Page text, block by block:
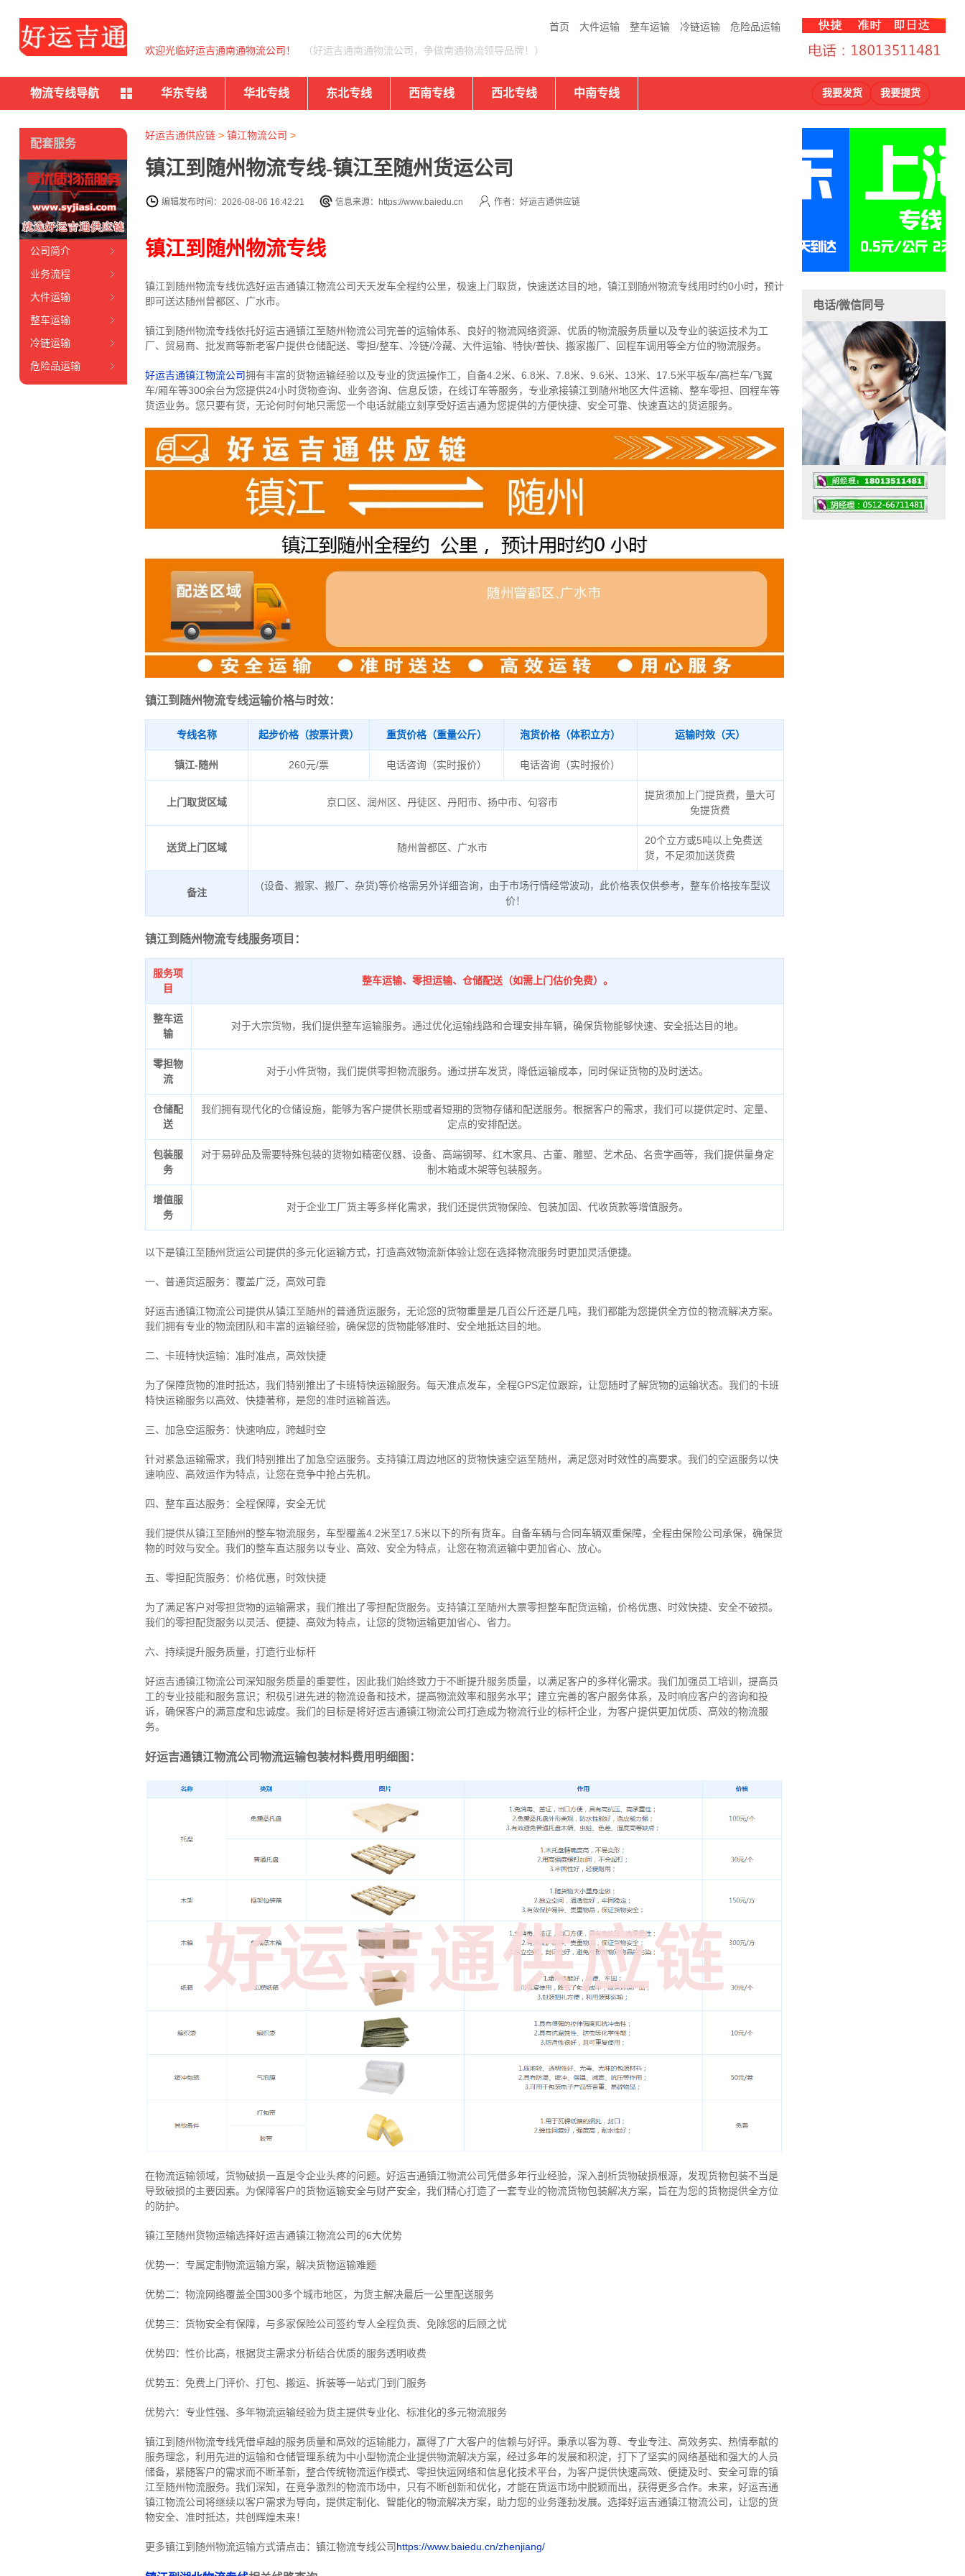
首页 大件运输 整车运输 冷链运输 危险品运输
欢迎光临好运吉通南通物流公司！ （好运吉通南通物流公司，争做南通物流领导品牌！）
物流专线导航 华东专线 华北专线 东北专线 西南专线 西北专线 中南专线 我要发货 我要提货
好运吉通供应链> 镇江物流公司 >
镇江到随州物流专线-镇江至随州货运公司
编辑发布时间：2026-08-06 16:42:21 信息来源：https://www.baiedu.cn 作者：好运吉通供应链
镇江到随州物流专线
镇江到随州物流专线优选好运吉通镇江物流公司天天发车全程约公里， 极速上门取货，快速送达目的地，镇江到随州物流专线用时约0小时，预计
即可送达随州曾都区、广水市。
镇江到随州物流专线依托好运吉通镇江至随州物流公司完善的运输体系、良好的物流网络资源、优质的物流服务质量以及专业的装运技术为工
厂、贸易商、批发商等新老客户提供仓储配送、零担/整车、冷链/冷藏、大件运输、特快/普快、搬家搬厂、回程车调用等全方位的物流服务。
好运吉通镇江物流公司拥有丰富的货物运输经验以及专业的货运操作工，自备4.2米、6.8米、7.8米、9.6米、13米、17.5米平板车/高栏车/飞翼
车/厢车等300余台为您提供24小时货物查询、业务咨询、信息反馈，在线订车等服务， 专业承接镇江到随州地区大件运输、整车零担、回程车等
货运业务。 您只要有货，无论何时何地只需您一个电话就能立刻享受好运吉通为您提供的方便快捷、安全可靠、快速直达的货运服务。
镇江到随州物流专线运输价格与时效：
专线名称 起步价格（按票计费） 重货价格（重量公斤） 泡货价格（体积立方） 运输时效（天）
镇江-随州 260元/票 电话咨询（实时报价） 电话咨询（实时报价）
上门取货区域 京口区、润州区、丹徒区、丹阳市、扬中市、句容市
提货须加上门提货费，量大可
免提货费
送货上门区域 随州曾都区、广水市
20个立方或5吨以上免费送
货，不足须加送货费
备注
(设备、搬家、搬厂、杂货)等价格需另外详细咨询，由于市场行情经常波动，此价格表仅供参考，整车价格按车型议
价！
镇江到随州物流专线服务项目：
服务项
目
整车运输、零担运输、仓储配送（如需上门估价免费）。
整车运
输
对于大宗货物，我们提供整车运输服务。通过优化运输线路和合理安排车辆，确保货物能够快速、安全抵达目的地。
零担物
流
对于小件货物，我们提供零担物流服务。通过拼车发货，降低运输成本，同时保证货物的及时送达。
仓储配
送
我们拥有现代化的仓储设施，能够为客户提供长期或者短期的货物存储和配送服务。根据客户的需求，我们可以提供定时、定量、
定点的安排配送。
包装服
务
对于易碎品及需要特殊包装的货物如精密仪器、设备、高端钢琴、红木家具、古董、雕塑、艺术品、名贵字画等，我们提供量身定
制木箱或木架等包装服务。
增值服
务
对于企业工厂货主等多样化需求，我们还提供货物保险、包装加固、代收货款等增值服务。
以下是镇江至随州货运公司提供的多元化运输方式，打造高效物流新体验让您在选择物流服务时更加灵活便捷。
一、普通货运服务：覆盖广泛，高效可靠
好运吉通镇江物流公司提供从镇江至随州的普通货运服务，无论您的货物重量是几百公斤还是几吨，我们都能为您提供全方位的物流解决方案。
我们拥有专业的物流团队和丰富的运输经验，确保您的货物能够准时、安全地抵达目的地。
二、卡班特快运输：准时准点，高效快捷
为了保障货物的准时抵达，我们特别推出了卡班特快运输服务。每天准点发车，全程GPS定位跟踪，让您随时了解货物的运输状态。我们的卡班
特快运输服务以高效、快捷著称，是您的准时运输首选。
三、加急空运服务：快速响应，跨越时空
针对紧急运输需求，我们特别推出了加急空运服务。支持镇江周边地区的货物快速空运至随州，满足您对时效性的高要求。我们的空运服务以快
速响应、高效运作为特点，让您在竞争中抢占先机。
四、整车直达服务：全程保障，安全无忧
我们提供从镇江至随州的整车物流服务，车型覆盖4.2米至17.5米以下的所有货车。自备车辆与合同车辆双重保障，全程由保险公司承保，确保货
物的时效与安全。我们的整车直达服务以专业、高效、安全为特点，让您在物流运输中更加省心、放心。
五、零担配货服务：价格优惠，时效快捷
为了满足客户对零担货物的运输需求，我们推出了零担配货服务。支持镇江至随州大票零担整车配货运输，价格优惠、时效快捷、安全不破损。
我们的零担配货服务以灵活、便捷、高效为特点，让您的货物运输更加省心、省力。
六、持续提升服务质量，打造行业标杆
好运吉通镇江物流公司深知服务质量的重要性，因此我们始终致力于不断提升服务质量，以满足客户的多样化需求。我们加强员工培训，提高员
工的专业技能和服务意识；积极引进先进的物流设备和技术，提高物流效率和服务水平；建立完善的客户服务体系，及时响应客户的咨询和投
诉，确保客户的满意度和忠诚度。我们的目标是将好运吉通镇江物流公司打造成为物流行业的标杆企业，为客户提供更加优质、高效的物流服
务。
好运吉通镇江物流公司物流运输包装材料费用明细图：
在物流运输领域，货物破损一直是令企业头疼的问题。好运吉通镇江物流公司凭借多年行业经验，深入剖析货物破损根源，发现货物包装不当是
导致破损的主要因素。为保障客户的货物运输安全与财产安全，我们精心打造了一套专业的物流货物包装解决方案，旨在为您的货物提供全方位
的防护。
镇江至随州货物运输选择好运吉通镇江物流公司的6大优势
优势一：专属定制物流运输方案，解决货物运输难题
优势二：物流网络覆盖全国300多个城市地区，为货主解决最后一公里配送服务
优势三：货物安全有保障，与多家保险公司签约专人全程负责、免除您的后顾之忧
优势四：性价比高，根据货主需求分析结合优质的服务透明收费
优势五：免费上门评价、打包、搬运、拆装等一站式门到门服务
优势六：专业性强、多年物流运输经验为货主提供专业化、标准化的多元物流服务
镇江到随州物流专线凭借卓越的服务质量和高效的运输能力，赢得了广大客户的信赖与好评。 秉承以客为尊、专业专注、高效务实、热情奉献的
服务理念，利用先进的运输和仓储管理系统为中小型物流企业提供物流解决方案，经过多年的发展和积淀，打下了坚实的网络基础和强大的人员
储备，紧随客户的需求而不断革新，整合传统物流运作模式、零担快运网络和信息化技术平台，为客户提供快速高效、便捷及时、安全可靠的镇
江至随州物流服务。 我们深知，在竞争激烈的物流市场中，只有不断创新和优化，才能在货运市场中脱颖而出，获得更多合作。 未来，好运吉通
镇江物流公司将继续以客户需求为导向，提供定制化、智能化的物流解决方案，助力您的业务蓬勃发展。选择好运吉通镇江物流公司，让您的货
物安全、准时抵达，共创辉煌未来！
更多镇江到随州物流运输方式请点击：镇江物流专线公司https://www.baiedu.cn/zhenjiang/
配套服务
公司简介
业务流程
大件运输
整车运输
冷链运输
危险品运输
电话/微信同号